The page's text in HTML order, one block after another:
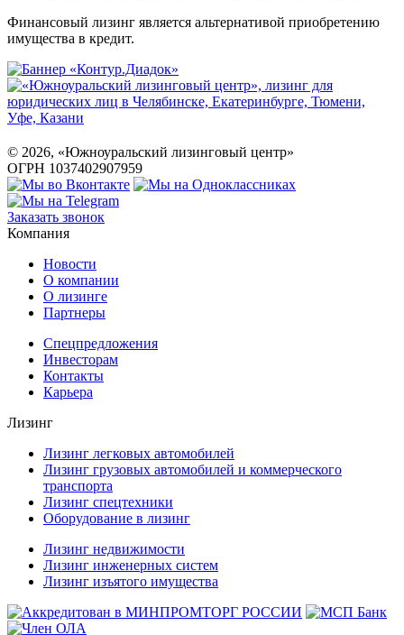
Финансовый лизинг является альтернативой приобретению
имущества в кредит.
© 2026, «Южноуральский лизинговый центр»
ОГРН 1037402907959
Заказать звонок
Компания
Новости
О компании
О лизинге
Партнеры
Спецпредложения
Инвесторам
Контакты
Карьера
Лизинг
Лизинг легковых автомобилей
Лизинг грузовых автомобилей и коммерческого
транспорта
Лизинг спецтехники
Оборудование в лизинг
Лизинг недвижимости
Лизинг инженерных систем
Лизинг изъятого имущества